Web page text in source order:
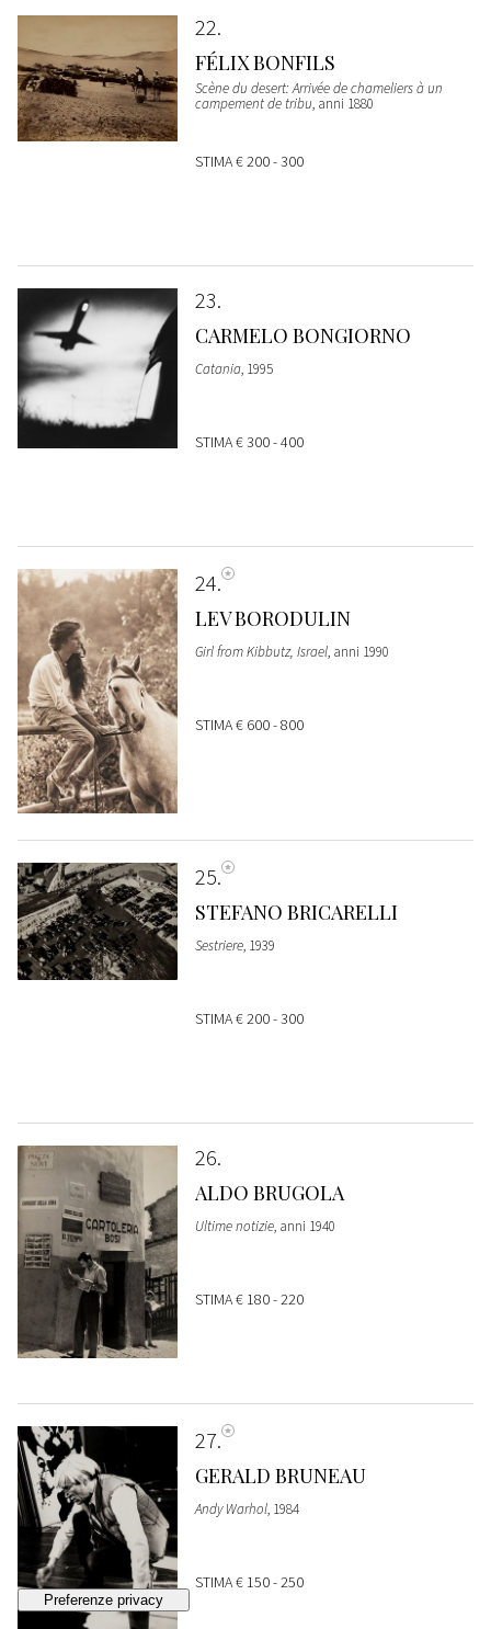
22
FÉLIX BONFILS
Scène du desert: Arrivée de chameliers à un
campement de tribu, anni 1880
STIMA€ 200 - 300
23
CARMELO BONGIORNO
Catania, 1995
STIMA€ 300 - 400
24
LEV BORODULIN
Girl from Kibbutz, Israel, anni 1990
STIMA€ 600 - 800
25
STEFANO BRICARELLI
Sestriere, 1939
STIMA€ 200 - 300
26
ALDO BRUGOLA
Ultime notizie, anni 1940
STIMA€ 180 - 220
27
GERALD BRUNEAU
Andy Warhol, 1984
STIMA€ 150 - 250